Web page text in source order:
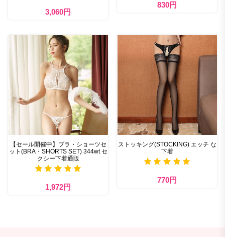
3,060円
830円
【セール開催中】ブラ・ショーツセ
ット(BRA・SHORTS SET) 344wt セ
クシー下着通販
1,972円
ストッキング(STOCKING) エッチ な
下着
770円